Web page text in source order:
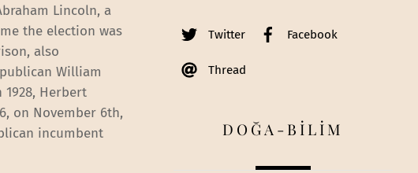
Lincoln, a
the election was
also
William
1928, Herbert
on November 6th,
incumbent
Twitter Facebook
Thread
DOĞA-BİLİM